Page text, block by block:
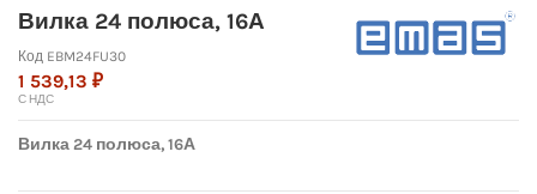
Вилка 24 полюса, 16А
Код EBM24FU30
1 539,13 ₽
С НДС
Вилка 24 полюса, 16А